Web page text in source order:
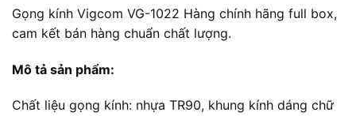
Gọng kính Vigcom VG-1022 Hàng chính hãng full box,
cam kết bán hàng chuẩn chất lượng.
Mô tả sản phẩm:
Chất liệu gọng kính: nhựa TR90, khung kính dáng chữ